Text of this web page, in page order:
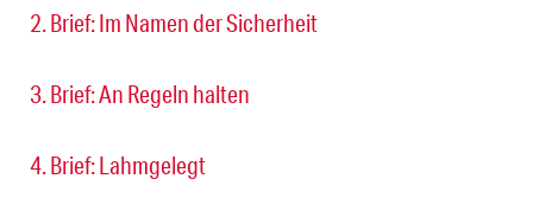
2. Brief: Im Namen der Sicherheit
3. Brief: An Regeln halten
4. Brief: Lahmgelegt